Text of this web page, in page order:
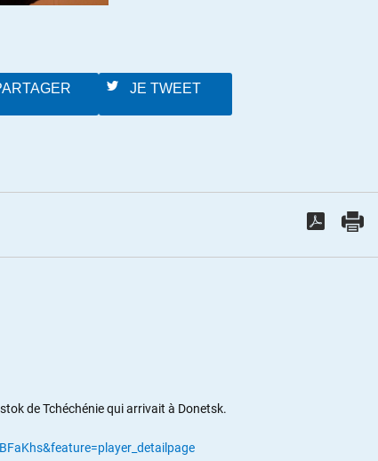
JE TWEET
de Tchéchénie qui arrivait à Donetsk.